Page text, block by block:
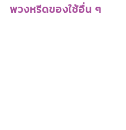
พวงหรีดของใช้อื่น ๆ